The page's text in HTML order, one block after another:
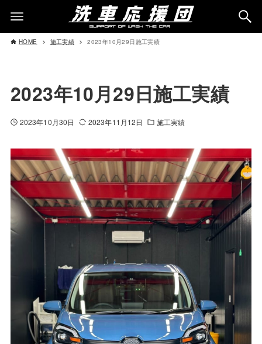
HOME 施工実績 2023年10月29日施工実績
2023年10月29日施工実績
2023年10月30日 2023年11月12日 施工実績